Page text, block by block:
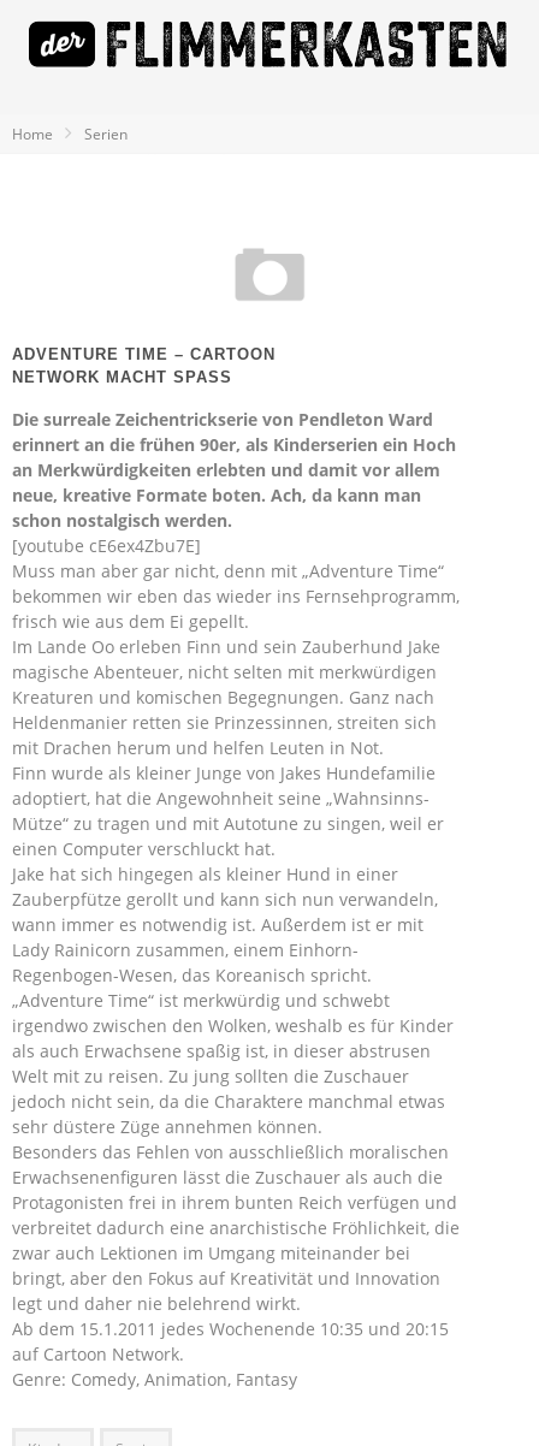
Home Serien
ADVENTURE TIME – CARTOON
NETWORK MACHT SPASS
Die surreale Zeichentrickserie von Pendleton Ward
erinnert an die frühen 90er, als Kinderserien ein Hoch
an Merkwürdigkeiten erlebten und damit vor allem
neue, kreative Formate boten. Ach, da kann man
schon nostalgisch werden.
[youtube cE6ex4Zbu7E]
Muss man aber gar nicht, denn mit „Adventure Time“
bekommen wir eben das wieder ins Fernsehprogramm,
frisch wie aus dem Ei gepellt.
Im Lande Oo erleben Finn und sein Zauberhund Jake
magische Abenteuer, nicht selten mit merkwürdigen
Kreaturen und komischen Begegnungen. Ganz nach
Heldenmanier retten sie Prinzessinnen, streiten sich
mit Drachen herum und helfen Leuten in Not.
Finn wurde als kleiner Junge von Jakes Hundefamilie
adoptiert, hat die Angewohnheit seine „Wahnsinns-
Mütze“ zu tragen und mit Autotune zu singen, weil er
einen Computer verschluckt hat.
Jake hat sich hingegen als kleiner Hund in einer
Zauberpfütze gerollt und kann sich nun verwandeln,
wann immer es notwendig ist. Außerdem ist er mit
Lady Rainicorn zusammen, einem Einhorn-
Regenbogen-Wesen, das Koreanisch spricht.
„Adventure Time“ ist merkwürdig und schwebt
irgendwo zwischen den Wolken, weshalb es für Kinder
als auch Erwachsene spaßig ist, in dieser abstrusen
Welt mit zu reisen. Zu jung sollten die Zuschauer
jedoch nicht sein, da die Charaktere manchmal etwas
sehr düstere Züge annehmen können.
Besonders das Fehlen von ausschließlich moralischen
Erwachsenenfiguren lässt die Zuschauer als auch die
Protagonisten frei in ihrem bunten Reich verfügen und
verbreitet dadurch eine anarchistische Fröhlichkeit, die
zwar auch Lektionen im Umgang miteinander bei
bringt, aber den Fokus auf Kreativität und Innovation
legt und daher nie belehrend wirkt.
Ab dem 15.1.2011 jedes Wochenende 10:35 und 20:15
auf Cartoon Network.
Genre: Comedy, Animation, Fantasy